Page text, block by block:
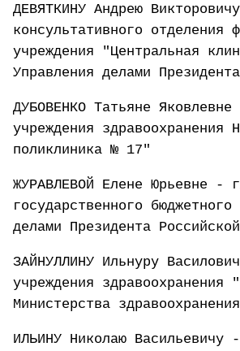
ДЕВЯТКИНУ Андрею
консультативного отделения
учреждения "Центральная
Управления делами
ДУБОВЕНКО Татьяне
учреждения здравоохранения
поликлиника № 17"
ЖУРАВЛЕВОЙ Елене Юрьевне -
государственного
делами Президента
ЗАЙНУЛЛИНУ Ильнуру
учреждения здравоохранения
Министерства
ИЛЬИНУ Николаю Васильевичу